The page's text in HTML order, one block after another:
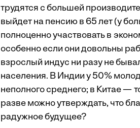
трудятся с большей
выйдет на пенсию в 65 лет (у
полноценно участвовать в
особенно если они довольны
взрослый индус ни разу не
населения. В Индии у 50%
неполного среднего; в Китае —
разве можно утверждать, что
радужное будущее?